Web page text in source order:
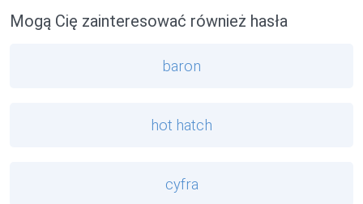
Mogą Cię zainteresować również hasła
baron
hot hatch
cyfra